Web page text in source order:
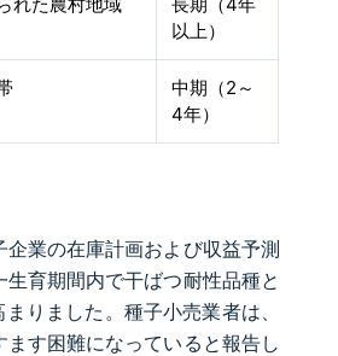
以上）
中期（2～
4年）
業の在庫計画および収益予測
育期間内で干ばつ耐性品種と
りました。種子小売業者は、
す困難になっていると報告し